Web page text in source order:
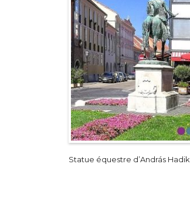
Statue équestre d’András Hadik